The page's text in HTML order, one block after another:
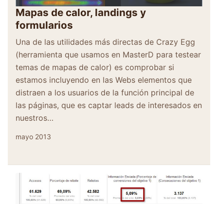
Mapas de calor, landings y
formularios
Una de las utilidades más directas de Crazy Egg
(herramienta que usamos en MasterD para testear
temas de mapas de calor) es comprobar si
estamos incluyendo en las Webs elementos que
distraen a los usuarios de la función principal de
las páginas, que es captar leads de interesados en
nuestros…
mayo 2013